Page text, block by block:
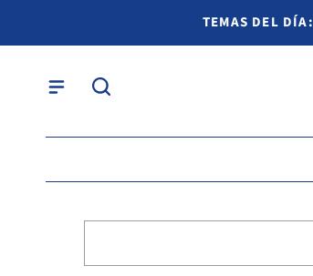
TEMAS DEL DÍA: